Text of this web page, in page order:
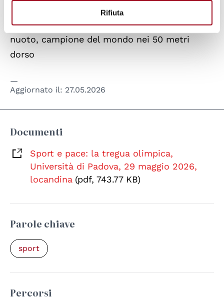
Rifiuta
Francesco Bettella,Atleta paralimpico di
nuoto, campione del mondo nei 50 metri
dorso
Aggiornato il: 27.05.2026
Documenti
Sport e pace: la tregua olimpica,
Università di Padova, 29 maggio 2026,
locandina (pdf, 743.77 KB)
Parole chiave
sport
Percorsi